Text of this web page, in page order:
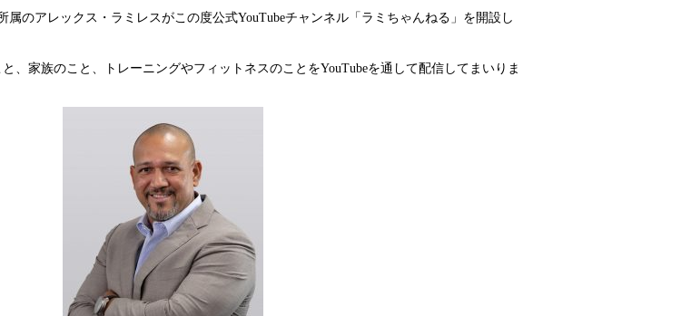
属のアレックス・ラミレスがこの度公式YouTubeチャンネル「ラミちゃんねる」を開設し
、家族のこと、トレーニングやフィットネスのことをYouTubeを通して配信してまいりま